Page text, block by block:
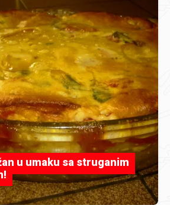
u umaku sa struganim